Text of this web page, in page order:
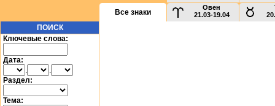
Все знаки
Овен
21.03-19.04
ПОИСК
Ключевые слова:
Дата:
.
.
Раздел:
Тема: